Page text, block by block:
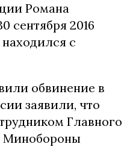
Романа
сентября 2016
с
обвинение в
заявили, что
Главного
Минобороны